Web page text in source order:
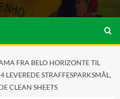
FRA BELO HORIZONTE TIL
LEVEREDE STRAFFESPARKSMÅL,
CLEAN SHEETS